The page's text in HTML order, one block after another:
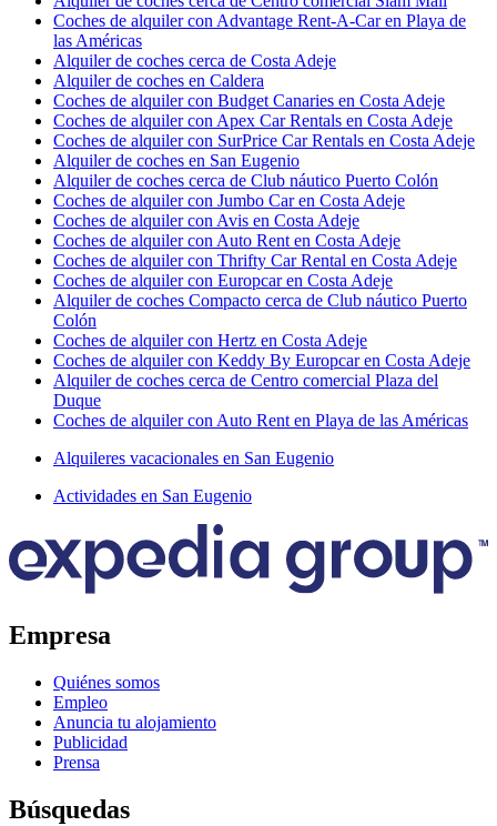
Coches de alquiler con Advantage Rent-A-Car en Playa de
las Américas
Alquiler de coches cerca de Costa Adeje
Alquiler de coches en Caldera
Coches de alquiler con Budget Canaries en Costa Adeje
Coches de alquiler con Apex Car Rentals en Costa Adeje
Coches de alquiler con SurPrice Car Rentals en Costa Adeje
Alquiler de coches en San Eugenio
Alquiler de coches cerca de Club náutico Puerto Colón
Coches de alquiler con Jumbo Car en Costa Adeje
Coches de alquiler con Avis en Costa Adeje
Coches de alquiler con Auto Rent en Costa Adeje
Coches de alquiler con Thrifty Car Rental en Costa Adeje
Coches de alquiler con Europcar en Costa Adeje
Alquiler de coches Compacto cerca de Club náutico Puerto
Colón
Coches de alquiler con Hertz en Costa Adeje
Coches de alquiler con Keddy By Europcar en Costa Adeje
Alquiler de coches cerca de Centro comercial Plaza del
Duque
Coches de alquiler con Auto Rent en Playa de las Américas
Alquileres vacacionales en San Eugenio
Actividades en San Eugenio
Empresa
Quiénes somos
Empleo
Anuncia tu alojamiento
Publicidad
Prensa
Búsquedas